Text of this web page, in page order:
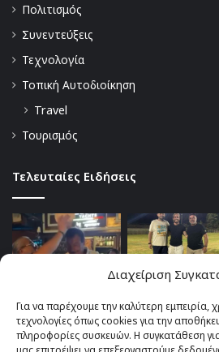
Διαχείριση
Για να παρέχουμε την καλύτερη εμπειρία,
τεχνολογίες όπως cookies για την
πληροφορίες συσκευών. Η συγκατάθεση
Πολιτισμός
Συνεντεύξεις
Τεχνολογία
Τοπική Αυτοδιοίκηση
Travel
Τουρισμός
Τελευταίες Ειδήσεις